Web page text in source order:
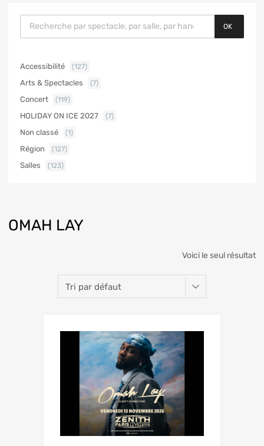
OMAH LAY
Voici le seul résultat
OK
Accessibilité (127)
Arts & Spectacles (7)
Concert (119)
HOLIDAY ON ICE 2027 (7)
Non classé (1)
Région (127)
Salles (123)